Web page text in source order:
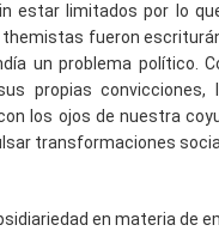
estar limitados por lo
fueron
un problema político.
propias
los ojos de nuestra
transformaciones
en materia de